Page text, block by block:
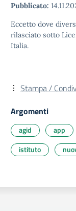
Pubblicato:
Eccetto dove
rilasciato sotto
Italia.
Stampa /
Argomenti
agid app
istituto